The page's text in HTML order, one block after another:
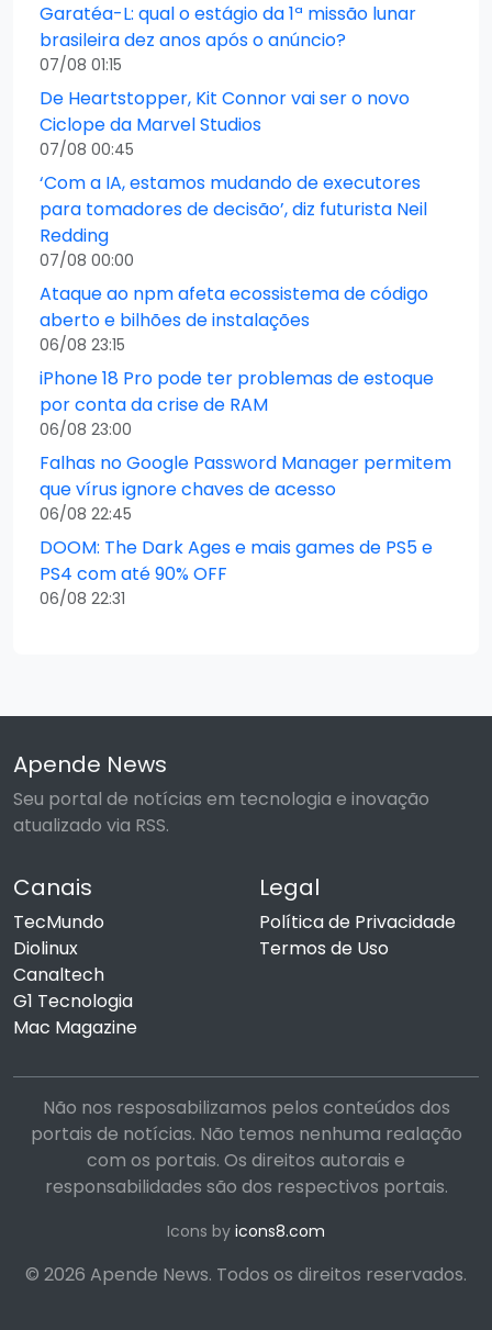
Garatéa-L: qual o estágio da 1ª missão lunar
brasileira dez anos após o anúncio?
07/08 01:15
De Heartstopper, Kit Connor vai ser o novo
Ciclope da Marvel Studios
07/08 00:45
‘Com a IA, estamos mudando de executores
para tomadores de decisão’, diz futurista Neil
Redding
07/08 00:00
Ataque ao npm afeta ecossistema de código
aberto e bilhões de instalações
06/08 23:15
iPhone 18 Pro pode ter problemas de estoque
por conta da crise de RAM
06/08 23:00
Falhas no Google Password Manager permitem
que vírus ignore chaves de acesso
06/08 22:45
DOOM: The Dark Ages e mais games de PS5 e
PS4 com até 90% OFF
06/08 22:31
Apende News
Seu portal de notícias em tecnologia e inovação
atualizado via RSS.
Canais
TecMundo
Diolinux
Canaltech
G1 Tecnologia
Mac Magazine
Legal
Política de Privacidade
Termos de Uso
Não nos resposabilizamos pelos conteúdos dos
portais de notícias. Não temos nenhuma realação
com os portais. Os direitos autorais e
responsabilidades são dos respectivos portais.
Icons by icons8.com
© 2026 Apende News. Todos os direitos reservados.